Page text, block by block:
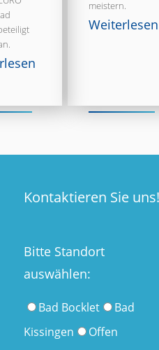
meistern.
Weiterlesen
Kontaktieren Sie uns!
Bitte Standort
auswählen:
Bad Bocklet
Bad
Kissingen
Offen